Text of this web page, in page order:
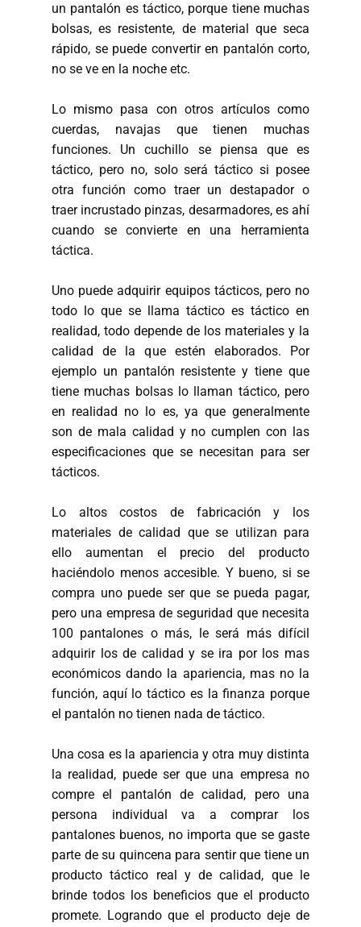
un pantalón es táctico, porque tiene muchas
bolsas, es resistente, de material que seca
rápido, se puede convertir en pantalón corto,
no se ve en la noche etc.
Lo mismo pasa con otros artículos como
cuerdas, navajas que tienen muchas
funciones. Un cuchillo se piensa que es
táctico, pero no, solo será táctico si posee
otra función como traer un destapador o
traer incrustado pinzas, desarmadores, es ahí
cuando se convierte en una herramienta
táctica.
Uno puede adquirir equipos tácticos, pero no
todo lo que se llama táctico es táctico en
realidad, todo depende de los materiales y la
calidad de la que estén elaborados. Por
ejemplo un pantalón resistente y tiene que
tiene muchas bolsas lo llaman táctico, pero
en realidad no lo es, ya que generalmente
son de mala calidad y no cumplen con las
especificaciones que se necesitan para ser
tácticos.
Lo altos costos de fabricación y los
materiales de calidad que se utilizan para
ello aumentan el precio del producto
haciéndolo menos accesible. Y bueno, si se
compra uno puede ser que se pueda pagar,
pero una empresa de seguridad que necesita
100 pantalones o más, le será más difícil
adquirir los de calidad y se ira por los mas
económicos dando la apariencia, mas no la
función, aquí lo táctico es la finanza porque
el pantalón no tienen nada de táctico.
Una cosa es la apariencia y otra muy distinta
la realidad, puede ser que una empresa no
compre el pantalón de calidad, pero una
persona individual va a comprar los
pantalones buenos, no importa que se gaste
parte de su quincena para sentir que tiene un
producto táctico real y de calidad, que le
brinde todos los beneficios que el producto
promete. Logrando que el producto deje de